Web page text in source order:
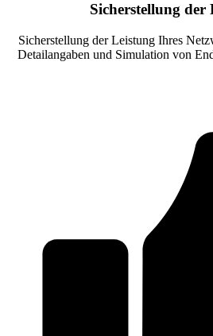
Sicherstellung der
Sicherstellung der Leistung Ihres
Detailangaben und Simulation von